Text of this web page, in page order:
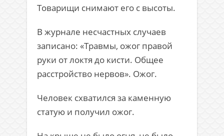
Товарищи снимают его с высоты.
В журнале несчастных случаев
записано: «Травмы, ожог правой
руки от локтя до кисти. Общее
расстройство нервов». Ожог.
Человек схватился за каменную
статую и получил ожог.